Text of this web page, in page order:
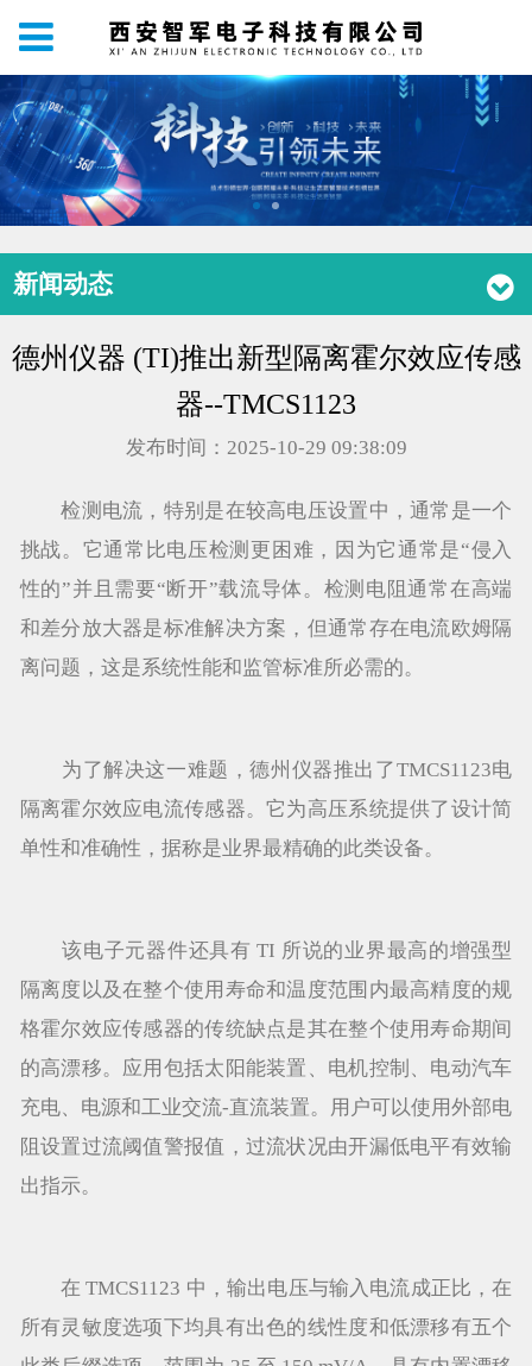
新闻动态
德州仪器 (TI)推出新型隔离霍尔效应传感
器--TMCS1123
发布时间：2025-10-29 09:38:09
检测电流，特别是在较高电压设置中，通常是一个
挑战。它通常比电压检测更困难，因为它通常是“侵入
性的”并且需要“断开”载流导体。检测电阻通常在高端
和差分放大器是标准解决方案，但通常存在电流欧姆隔
离问题，这是系统性能和监管标准所必需的。
为了解决这一难题，德州仪器推出了TMCS1123电
隔离霍尔效应电流传感器。它为高压系统提供了设计简
单性和准确性，据称是业界最精确的此类设备。
该电子元器件还具有 TI 所说的业界最高的增强型
隔离度以及在整个使用寿命和温度范围内最高精度的规
格霍尔效应传感器的传统缺点是其在整个使用寿命期间
的高漂移。应用包括太阳能装置、电机控制、电动汽车
充电、电源和工业交流-直流装置。用户可以使用外部电
阻设置过流阈值警报值，过流状况由开漏低电平有效输
出指示。
在 TMCS1123 中，输出电压与输入电流成正比，在
所有灵敏度选项下均具有出色的线性度和低漂移有五个